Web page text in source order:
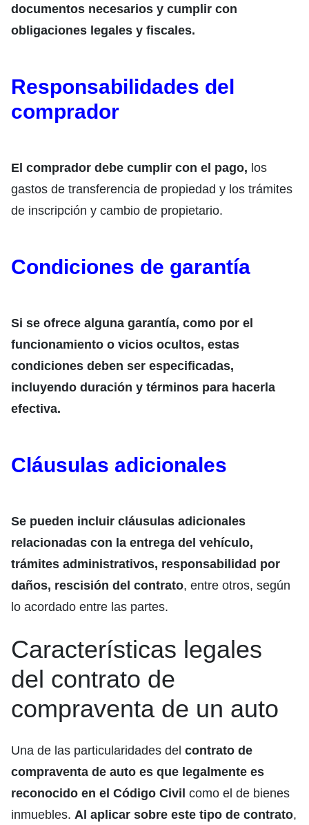
documentos necesarios y cumplir con
obligaciones legales y fiscales.
Responsabilidades del
comprador
El comprador debe cumplir con el pago, los
gastos de transferencia de propiedad y los trámites
de inscripción y cambio de propietario.
Condiciones de garantía
Si se ofrece alguna garantía, como por el
funcionamiento o vicios ocultos, estas
condiciones deben ser especificadas,
incluyendo duración y términos para hacerla
efectiva.
Cláusulas adicionales
Se pueden incluir cláusulas adicionales
relacionadas con la entrega del vehículo,
trámites administrativos, responsabilidad por
daños, rescisión del contrato, entre otros, según
lo acordado entre las partes.
Características legales
del contrato de
compraventa de un auto
Una de las particularidades del contrato de
compraventa de auto es que legalmente es
reconocido en el Código Civil como el de bienes
inmuebles. Al aplicar sobre este tipo de contrato,